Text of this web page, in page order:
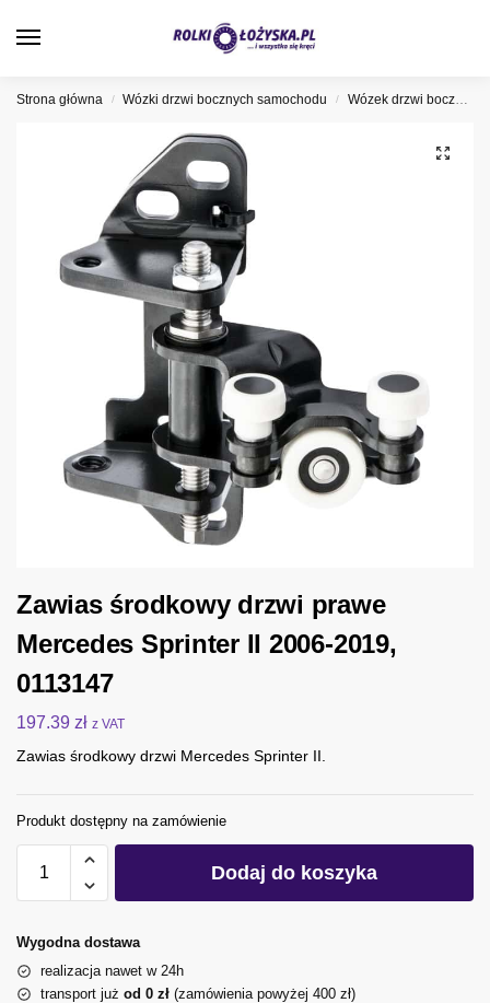
Strona główna / Wózki drzwi bocznych samochodu / Wózek drzwi bocznych Mercedes
Zawias środkowy drzwi prawe
Mercedes Sprinter II 2006-2019,
0113147
197.39 zł z VAT
Zawias środkowy drzwi Mercedes Sprinter II.
Produkt dostępny na zamówienie
Dodaj do koszyka
Wygodna dostawa
realizacja nawet w 24h
transport już od 0 zł (zamówienia powyżej 400 zł)